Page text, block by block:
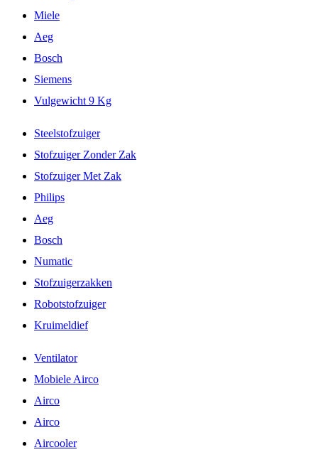
Miele
Aeg
Bosch
Siemens
Vulgewicht 9 Kg
Steelstofzuiger
Stofzuiger Zonder Zak
Stofzuiger Met Zak
Philips
Aeg
Bosch
Numatic
Stofzuigerzakken
Robotstofzuiger
Kruimeldief
Ventilator
Mobiele Airco
Airco
Airco
Aircooler